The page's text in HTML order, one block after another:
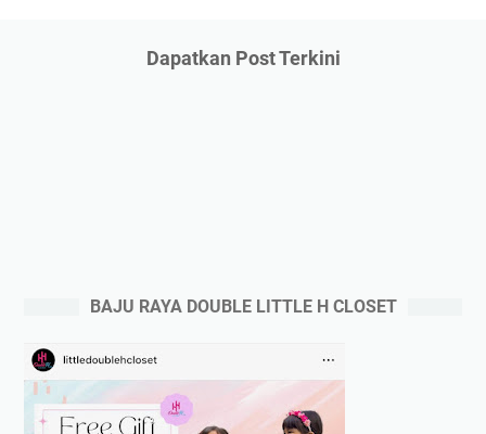
Dapatkan Post Terkini
BAJU RAYA DOUBLE LITTLE H CLOSET